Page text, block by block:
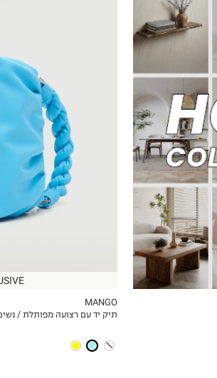
MY LIST
OneSize
MANGO
תיק יד עם רצועה מפותלת /